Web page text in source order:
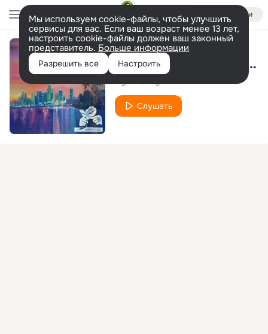
Войти
Мы используем cookie-файлы, чтобы улучшить
сервисы для вас. Если ваш возраст менее 13 лет,
настроить cookie-файлы должен ваш законный
представитель. Больше информации
Разрешить все Настроить Saturday Night (Original Mix)
Слушать